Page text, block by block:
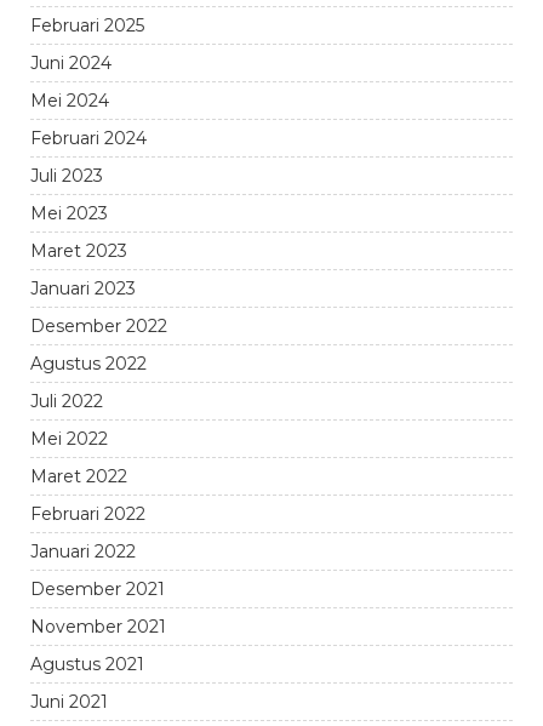
Februari 2025
Juni 2024
Mei 2024
Februari 2024
Juli 2023
Mei 2023
Maret 2023
Januari 2023
Desember 2022
Agustus 2022
Juli 2022
Mei 2022
Maret 2022
Februari 2022
Januari 2022
Desember 2021
November 2021
Agustus 2021
Juni 2021